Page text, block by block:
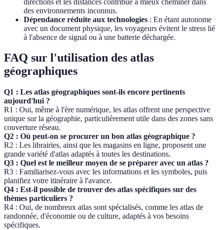
des environnements inconnus.
Dépendance réduite aux technologies : En étant autonome
avec un document physique, les voyageurs évitent le stress lié
à l'absence de signal ou à une batterie déchargée.
FAQ sur l'utilisation des atlas
géographiques
Q1 : Les atlas géographiques sont-ils encore pertinents
aujourd'hui ?
R1 : Oui, même à l'ère numérique, les atlas offrent une perspective
unique sur la géographie, particulièrement utile dans des zones sans
couverture réseau.
Q2 : Où peut-on se procurer un bon atlas géographique ?
R2 : Les librairies, ainsi que les magasins en ligne, proposent une
grande variété d'atlas adaptés à toutes les destinations.
Q3 : Quel est le meilleur moyen de se préparer avec un atlas ?
R3 : Familiarisez-vous avec les informations et les symboles, puis
planifiez votre itinéraire à l'avance.
Q4 : Est-il possible de trouver des atlas spécifiques sur des
thèmes particuliers ?
R4 : Oui, de nombreux atlas sont spécialisés, comme les atlas de
randonnée, d'économie ou de culture, adaptés à vos besoins
spécifiques.